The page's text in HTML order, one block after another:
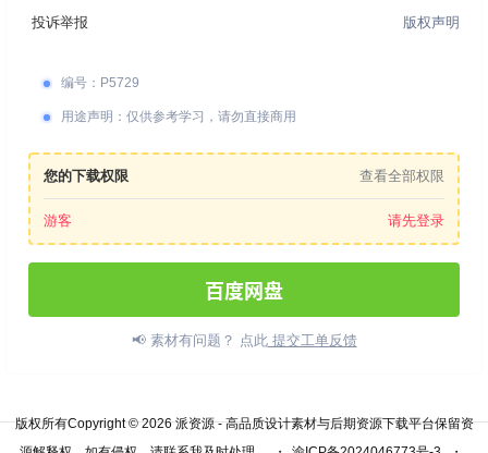
投诉举报 版权声明
编号 ： P5729
用途声明 ： 仅供参考学习，请勿直接商用
您的下载权限 查看全部权限
游客 请先登录
百度网盘
📢 素材有问题？ 点此提交工单反馈
版权所有Copyright © 2026派资源 - 高品质设计素材与后期资源下载平台保留资